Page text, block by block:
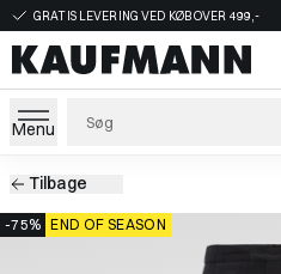
GRATIS LEVERING VED KØB OVER 499,-
Menu
Tilbage
-75% END OF SEASON